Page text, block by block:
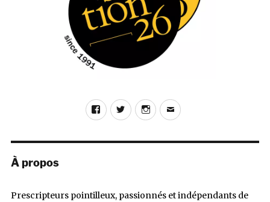
Vontade
de
Rever
Você
(Som
FacebookTwitterInstagram
E-
À propos
Prescripteurs pointilleux, passionnés et indépendants de